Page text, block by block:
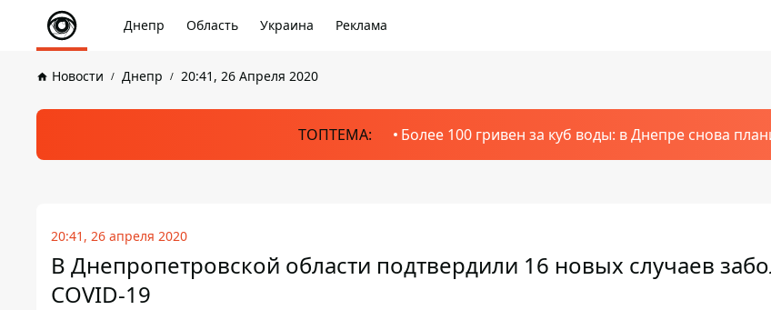
Днепр Область Украина Реклама
Новости Днепр 20:41, 26 Апреля 2020
ТОПТЕМА: Более 100 гривен за куб воды: в Днепре снова
20:41, 26 апреля 2020
В Днепропетровской области подтвердили 16 новых случаев
COVID-19